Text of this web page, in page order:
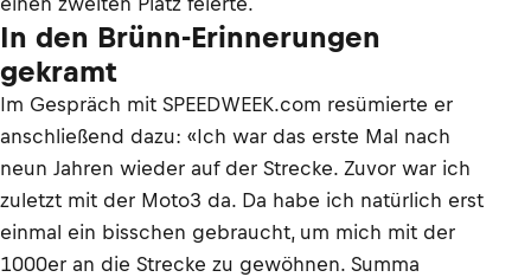
In den Brünn-Erinnerungen
gekramt
Im Gespräch mit SPEEDWEEK.com resümierte er
anschließend dazu: «Ich war das erste Mal nach
neun Jahren wieder auf der Strecke. Zuvor war ich
zuletzt mit der Moto3 da. Da habe ich natürlich erst
einmal ein bisschen gebraucht, um mich mit der
1000er an die Strecke zu gewöhnen. Summa